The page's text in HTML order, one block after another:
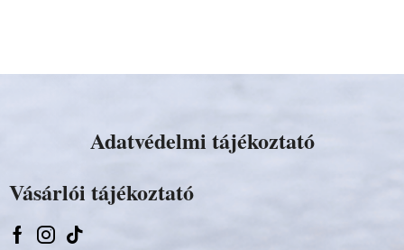
Adatvédelmi tájékoztató
Vásárlói tájékoztató